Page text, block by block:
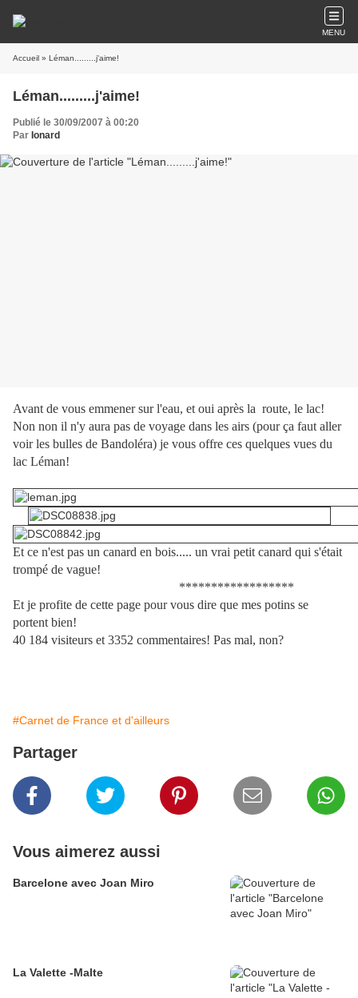
MENU
Accueil » Léman.........j'aime!
Léman.........j'aime!
Publié le 30/09/2007 à 00:20
Par Ionard
Avant de vous emmener sur l'eau, et oui après la route, le lac!
Non non il n'y aura pas de voyage dans les airs (pour ça faut aller
voir les bulles de Bandoléra) je vous offre ces quelques vues du
lac Léman!
Et ce n'est pas un canard en bois..... un vrai petit canard qui s'était
trompé de vague!
******************
Et je profite de cette page pour vous dire que mes potins se
portent bien!
40 184 visiteurs et 3352 commentaires! Pas mal, non?
#Carnet de France et d'ailleurs
Partager
Vous aimerez aussi
Barcelone avec Joan Miro
La Valette -Malte